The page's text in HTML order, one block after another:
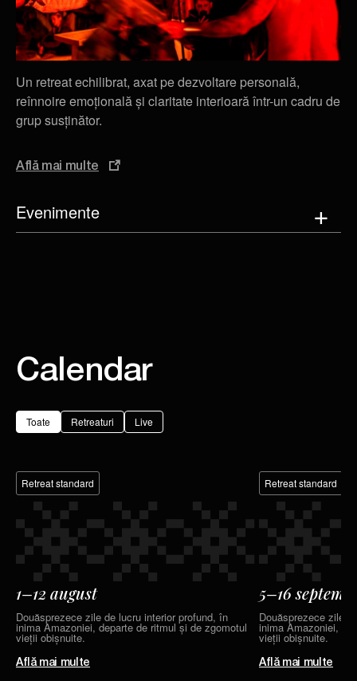
Un retreat echilibrat, axat pe dezvoltare personală,
reînnoire emoțională și claritate interioară într-un cadru de
grup susținător.
Află mai multe
Evenimente
Evenimente speciale de tip retreat, workshopuri și
experiențe imersive axate pe inspirație, conexiune și
Află mai multe
Calendar
Toate Retreaturi Live
Retreat standard
1–12 august
Douăsprezece zile de lucru interior profund, în
inima Amazoniei, departe de ritmul și de zgomotul
vieții obișnuite.
Află mai multe
Retreat standard
5–16
Douăsprezece zile
inima Amazoniei,
vieții obișnuite.
Află mai multe